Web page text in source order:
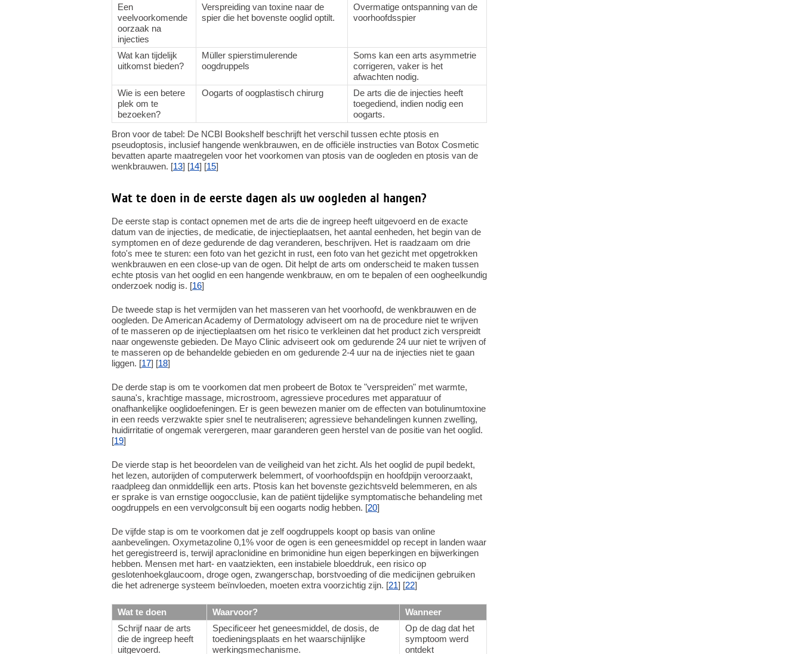
Een
veelvoorkomende
oorzaak na
injecties
Verspreiding van toxine naar de
spier die het bovenste ooglid optilt.
Overmatige ontspanning van de
voorhoofdsspier
Wat kan tijdelijk
uitkomst bieden?
Müller spierstimulerende
oogdruppels
Soms kan een arts asymmetrie
corrigeren, vaker is het
afwachten nodig.
Wie is een betere
plek om te
bezoeken?
Oogarts of oogplastisch chirurg
De arts die de injecties heeft
toegediend, indien nodig een
oogarts.
Bron voor de tabel: De NCBI Bookshelf beschrijft het verschil tussen echte ptosis en
pseudoptosis, inclusief hangende wenkbrauwen, en de officiële instructies van Botox Cosmetic
bevatten aparte maatregelen voor het voorkomen van ptosis van de oogleden en ptosis van de
wenkbrauwen. [13] [14] [15]
Wat te doen in de eerste dagen als uw oogleden al hangen?
De eerste stap is contact opnemen met de arts die de ingreep heeft uitgevoerd en de exacte
datum van de injecties, de medicatie, de injectieplaatsen, het aantal eenheden, het begin van de
symptomen en of deze gedurende de dag veranderen, beschrijven. Het is raadzaam om drie
foto's mee te sturen: een foto van het gezicht in rust, een foto van het gezicht met opgetrokken
wenkbrauwen en een close-up van de ogen. Dit helpt de arts om onderscheid te maken tussen
echte ptosis van het ooglid en een hangende wenkbrauw, en om te bepalen of een oogheelkundig
onderzoek nodig is. [16]
De tweede stap is het vermijden van het masseren van het voorhoofd, de wenkbrauwen en de
oogleden. De American Academy of Dermatology adviseert om na de procedure niet te wrijven
of te masseren op de injectieplaatsen om het risico te verkleinen dat het product zich verspreidt
naar ongewenste gebieden. De Mayo Clinic adviseert ook om gedurende 24 uur niet te wrijven of
te masseren op de behandelde gebieden en om gedurende 2-4 uur na de injecties niet te gaan
liggen. [17] [18]
De derde stap is om te voorkomen dat men probeert de Botox te "verspreiden" met warmte,
sauna's, krachtige massage, microstroom, agressieve procedures met apparatuur of
onafhankelijke ooglidoefeningen. Er is geen bewezen manier om de effecten van botulinumtoxine
in een reeds verzwakte spier snel te neutraliseren; agressieve behandelingen kunnen zwelling,
huidirritatie of ongemak verergeren, maar garanderen geen herstel van de positie van het ooglid.
[19]
De vierde stap is het beoordelen van de veiligheid van het zicht. Als het ooglid de pupil bedekt,
het lezen, autorijden of computerwerk belemmert, of voorhoofdspijn en hoofdpijn veroorzaakt,
raadpleeg dan onmiddellijk een arts. Ptosis kan het bovenste gezichtsveld belemmeren, en als
er sprake is van ernstige oogocclusie, kan de patiënt tijdelijke symptomatische behandeling met
oogdruppels en een vervolgconsult bij een oogarts nodig hebben. [20]
De vijfde stap is om te voorkomen dat je zelf oogdruppels koopt op basis van online
aanbevelingen. Oxymetazoline 0,1% voor de ogen is een geneesmiddel op recept in landen waar
het geregistreerd is, terwijl apraclonidine en brimonidine hun eigen beperkingen en bijwerkingen
hebben. Mensen met hart- en vaatziekten, een instabiele bloeddruk, een risico op
geslotenhoekglaucoom, droge ogen, zwangerschap, borstvoeding of die medicijnen gebruiken
die het adrenerge systeem beïnvloeden, moeten extra voorzichtig zijn. [21] [22]
Wat te doen Waarvoor?
Wanneer
Schrijf naar de arts
die de ingreep heeft
uitgevoerd.
Specificeer het geneesmiddel, de dosis, de
toedieningsplaats en het waarschijnlijke
werkingsmechanisme.
Op de dag dat het
symptoom werd
ontdekt